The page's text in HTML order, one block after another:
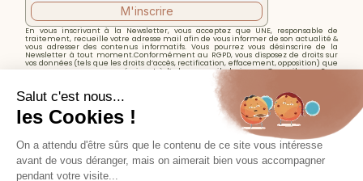
M'inscrire
En vous inscrivant à la Newsletter, vous acceptez que UNE, responsable de
traitement, recueille votre adresse mail afin de vous informer de son actualité &
vous adresser des contenus informatifs. Vous pourrez vous désinscrire de la
Newsletter à tout moment.Conformément au RGPD, vous disposez de droits sur
vos données (tels que les droits d’accès, rectification, effacement, opposition) que
vous pourrez exercer en écrivant à l’adresse mail clarissernx@gmail.com. Pour
Politique de confidentialité.